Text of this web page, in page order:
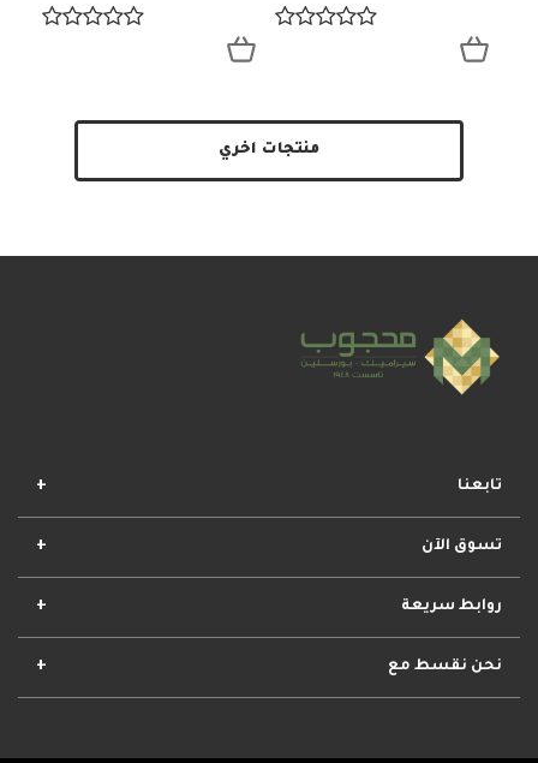
منتجات اخري
تابعنا
تسوق الآن
افضل المجموعات
روابط سريعة
الأحكام والشروط
نحن نقسط مع